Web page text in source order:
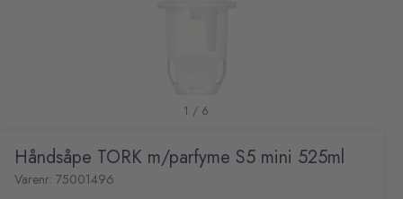
1 / 6
Håndsåpe TORK m/parfyme S5 mini 525ml
Varenr: 75001496